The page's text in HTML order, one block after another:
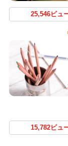
25,546ビュ
15,782ビュ